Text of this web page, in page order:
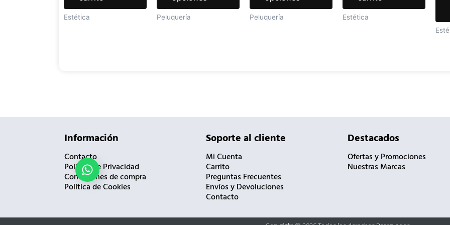
Estética
de
producto
Peluquería
de
producto
Peluquería Estética
Información
Contacto
Política de Privacidad
Condiciones de compra
Política de Cookies
Soporte al cliente
Mi Cuenta
Carrito
Preguntas Frecuentes
Envíos y Devoluciones
Contacto
Destacados
Ofertas y Promociones
Nuestras Marcas
¿Necesitas ayuda?